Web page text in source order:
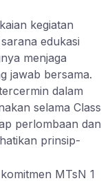
kegiatan
edukasi
menjaga
jawab bersama.
dalam
selama Class
perlombaan dan
prinsip-
MTsN 1